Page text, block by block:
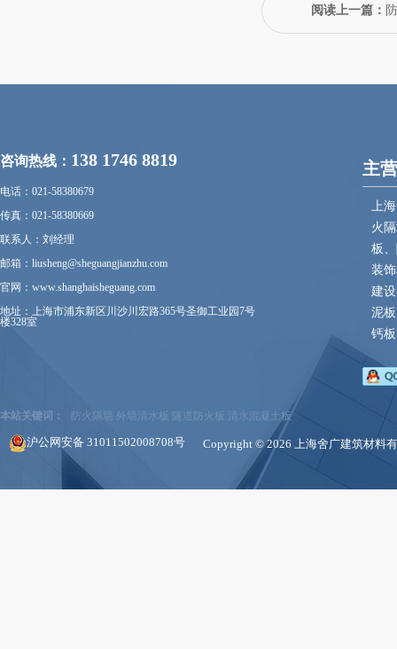
阅读上一篇：
咨询热线： 138 1746 8819
电话：021-58380679
传真：021-58380669
联系人：刘经理
邮箱：liusheng@sheguangjianzhu.com
官网：www.shanghaisheguang.com
地址：上海市浦东新区川沙川宏路365号圣御工业园7号
楼328室
主
上
火
板
装
建
泥
钙
本站关键词： 防火隔墙 外墙清水板 隧道防火板 清水混凝土板
沪公网安备 31011502008708号 Copyright © 2026 上海舍广建筑材料